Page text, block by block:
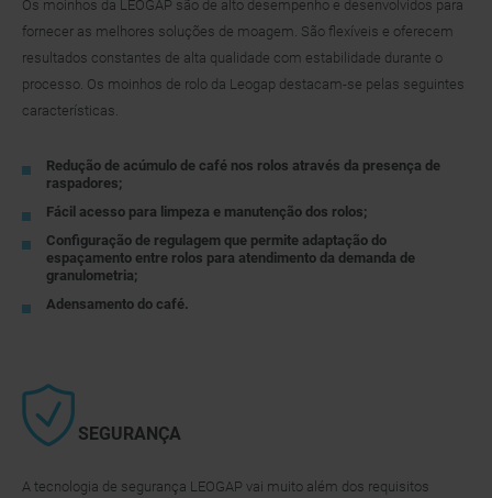
Os moinhos da LEOGAP são de alto desempenho e desenvolvidos para
fornecer as melhores soluções de moagem. São flexíveis e oferecem
resultados constantes de alta qualidade com estabilidade durante o
processo. Os moinhos de rolo da Leogap destacam-se pelas seguintes
características.
Redução de acúmulo de café nos rolos através da presença de
raspadores;
Fácil acesso para limpeza e manutenção dos rolos;
Configuração de regulagem que permite adaptação do
espaçamento entre rolos para atendimento da demanda de
granulometria;
Adensamento do café.
SEGURANÇA
A tecnologia de segurança LEOGAP vai muito além dos requisitos